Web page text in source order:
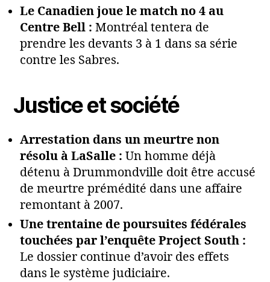
Le Canadien joue le match no 4 au
Centre Bell : Montréal tentera de
prendre les devants 3 à 1 dans sa série
contre les Sabres.
Justice et société
Arrestation dans un meurtre non
résolu à LaSalle : Un homme déjà
détenu à Drummondville doit être accusé
de meurtre prémédité dans une affaire
remontant à 2007.
Une trentaine de poursuites fédérales
touchées par l’enquête Project South :
Le dossier continue d’avoir des effets
dans le système judiciaire.